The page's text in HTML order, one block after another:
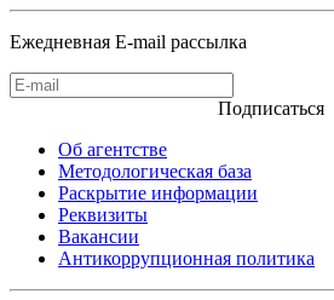
Ежедневная E-mail рассылка
Подписаться
Об агентстве
Методологическая база
Раскрытие информации
Реквизиты
Вакансии
Антикоррупционная политика